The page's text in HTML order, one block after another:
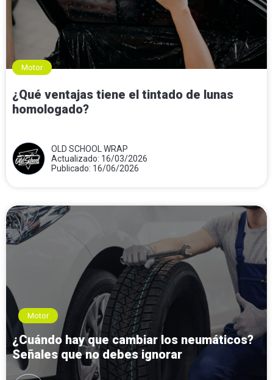
Motor
¿Qué ventajas tiene el tintado de lunas
homologado?
OLD SCHOOL WRAP
Actualizado: 16/03/2026
Publicado: 16/06/2026
Motor
¿Cuándo hay que cambiar los neumáticos?
Señales que no debes ignorar